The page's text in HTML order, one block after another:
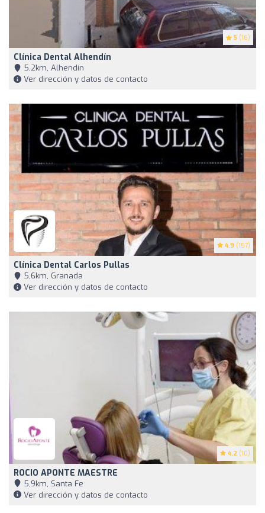
5 (16)
Clínica Dental Alhendín
5,2km, Alhendín
Ver dirección y datos de contacto
4.9 (157)
Clínica Dental Carlos Pullas
5,6km, Granada
Ver dirección y datos de contacto
4.2 (10)
ROCIO APONTE MAESTRE
5,9km, Santa Fe
Ver dirección y datos de contacto